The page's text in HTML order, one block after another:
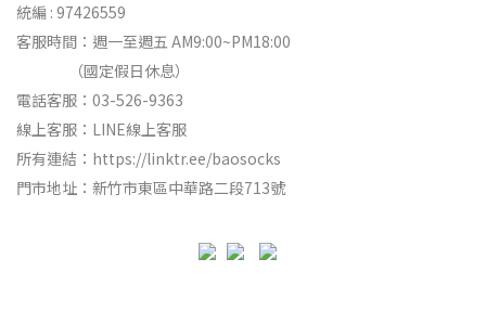
統編 : 97426559
客服時間：週一至週五 AM9:00~PM18:00
（國定假日休息）
電話客服：03-526-9363
線上客服： LINE線上客服
所有連結： https://linktr.ee/baosocks
門市地址：新竹市東區中華路二段713號